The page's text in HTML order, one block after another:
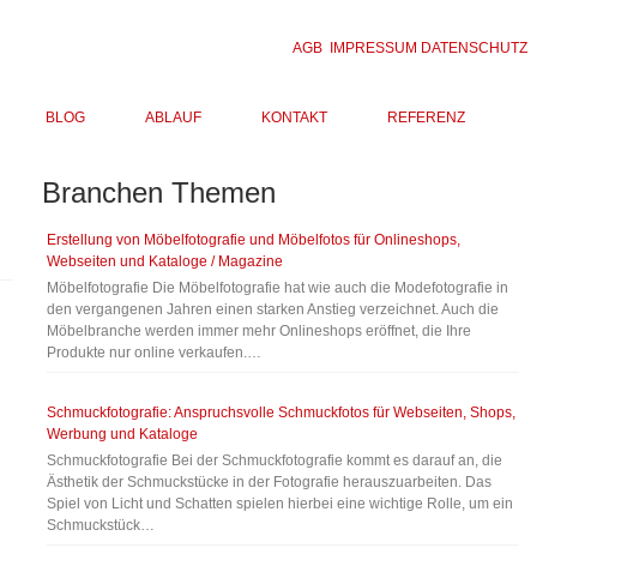
AGB IMPRESSUM DATENSCHUTZ
BLOG ABLAUF KONTAKT REFERENZ
Branchen Themen
Erstellung von Möbelfotografie und Möbelfotos für Onlineshops,
Webseiten und Kataloge / Magazine
Möbelfotografie Die Möbelfotografie hat wie auch die Modefotografie in
den vergangenen Jahren einen starken Anstieg verzeichnet. Auch die
Möbelbranche werden immer mehr Onlineshops eröffnet, die Ihre
Produkte nur online verkaufen.…
Schmuckfotografie: Anspruchsvolle Schmuckfotos für Webseiten, Shops,
Werbung und Kataloge
Schmuckfotografie Bei der Schmuckfotografie kommt es darauf an, die
Ästhetik der Schmuckstücke in der Fotografie herauszuarbeiten. Das
Spiel von Licht und Schatten spielen hierbei eine wichtige Rolle, um ein
Schmuckstück…